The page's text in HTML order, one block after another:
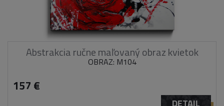
Abstrakcia ručne maľovaný obraz kvietok
OBRAZ: M104
157 €
DETAIL